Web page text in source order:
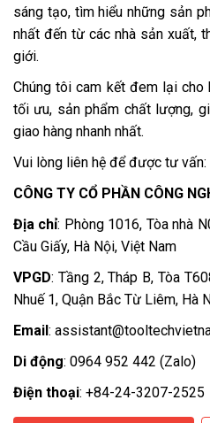
sáng tạo, tìm hiểu những sản
nhất đến từ các nhà sản xuất,
giới.
Chúng tôi cam kết đem lại cho
tối ưu, sản phẩm chất lượng,
giao hàng nhanh nhất.
Vui lòng liên hệ để được tư vấn:
CÔNG TY CỔ PHẦN CÔNG
Địa chỉ: Phòng 1016, Tòa nhà
Cầu Giấy, Hà Nội, Việt Nam
VPGD: Tầng 2, Tháp B, Tòa
Nhuế 1, Quận Bắc Từ Liêm, Hà
Email :
Di động: 0964 952 442 (Zalo)
Điện thoại: +84-24-3207-2525